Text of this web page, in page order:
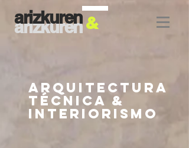
arizkuren
arizkuren&
arquitectura
técnica &
interiorismo